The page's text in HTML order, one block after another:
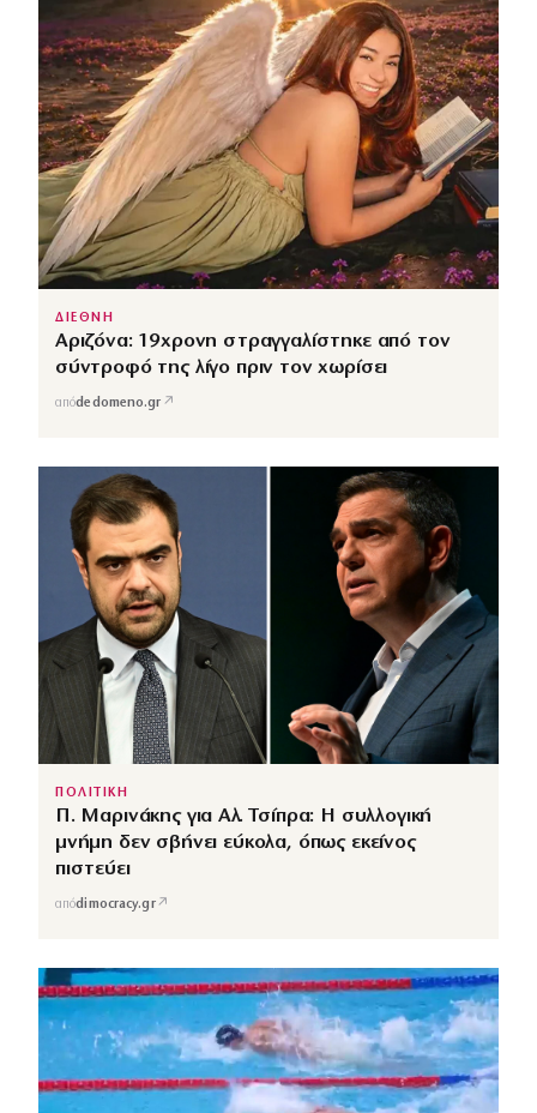
ΔΙΕΘΝΗ
Αριζόνα: 19χρονη στραγγαλίστηκε από τον
σύντροφό της λίγο πριν τον χωρίσει
απόdedomeno.gr ↗
ΠΟΛΙΤΙΚΗ
Π. Μαρινάκης για Αλ. Τσίπρα: Η συλλογική
μνήμη δεν σβήνει εύκολα, όπως εκείνος
πιστεύει
απόdimocracy.gr↗